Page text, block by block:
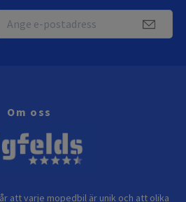
Om oss
att varje mopedbil är unik och att olika